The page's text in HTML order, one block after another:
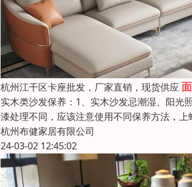
杭州江干区卡座批发，厂家直销，现货供应
实木类沙发保养：1、实木沙发忌潮湿、阳光
漆处理不同，应该注意使用不同保养方法，
杭州布健家居有限公司
24-03-02 12:45:02